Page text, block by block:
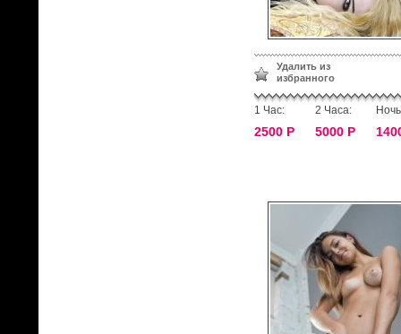
Удалить из
избранного
1 Час:
2500 Р
2 Часа:
5000 Р